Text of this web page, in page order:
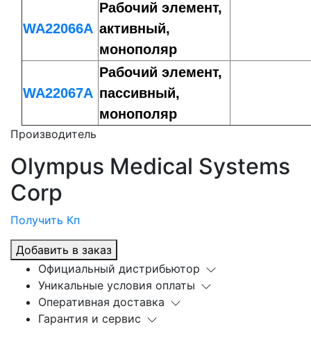
WA22066A
Рабочий элемент,
активный,
монополяр
WA22067A
Рабочий элемент,
пассивный,
монополяр
Производитель
Olympus Medical Systems
Corp
Получить Кп
Добавить в заказ
Официальный дистрибьютор
Уникальные условия оплаты
Оперативная доставка
Гарантия и сервис